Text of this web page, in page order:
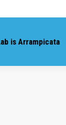
is Arrampicata